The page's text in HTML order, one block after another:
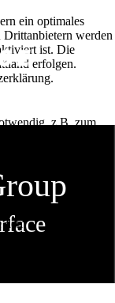
ein optimales
werden
ist. Die
erfolgen.
z.B. zum
weiter zu
dem
gestellt werden,
durch die